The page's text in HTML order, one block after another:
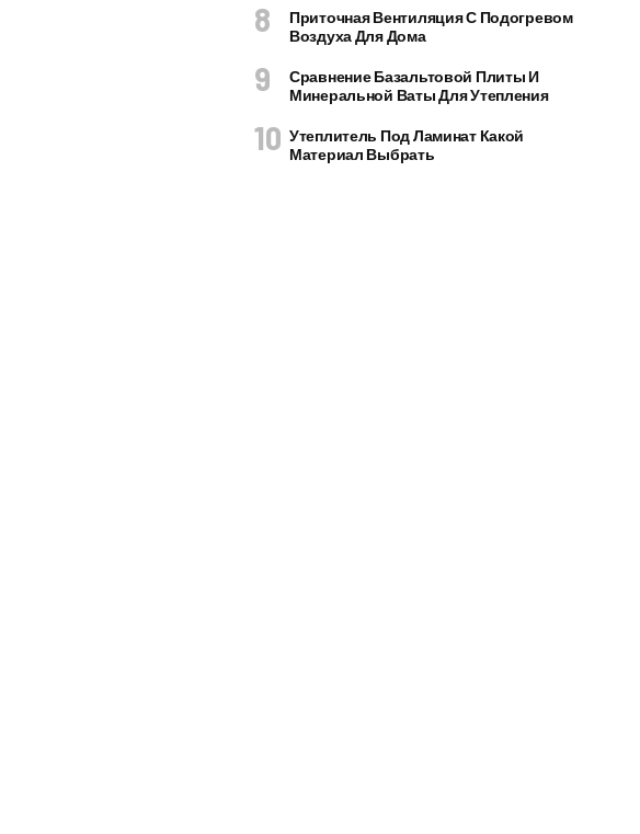
Приточная Вентиляция С Подогревом
Воздуха Для Дома
Сравнение Базальтовой Плиты И
Минеральной Ваты Для Утепления
Утеплитель Под Ламинат Какой
Материал Выбрать